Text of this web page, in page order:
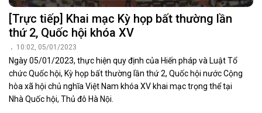
[Trực tiếp] Khai mạc Kỳ họp bất thường lần
thứ 2, Quốc hội khóa XV
10:02, 05/01/2023
Ngày 05/01/2023, thực hiện quy định của Hiến pháp và Luật Tổ
chức Quốc hội, Kỳ họp bất thường lần thứ 2, Quốc hội nước Cộng
hòa xã hội chủ nghĩa Việt Nam khóa XV khai mạc trọng thể tại
Nhà Quốc hội, Thủ đô Hà Nội.